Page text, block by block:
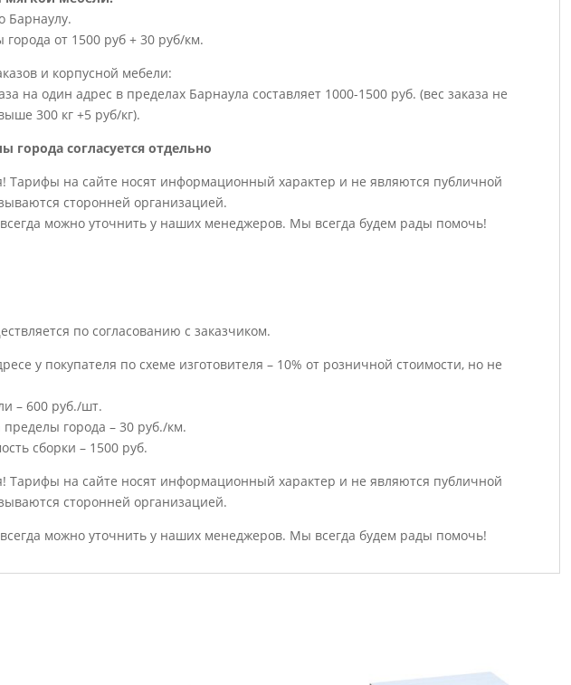
Барнаулу.
города от 1500 руб + 30 руб/км.
и корпусной мебели:
на один адрес в пределах Барнаула составляет 1000-1500 руб. (вес заказа не
300 кг +5 руб/кг).
города согласуется отдельно
Тарифы на сайте носят информационный характер и не являются публичной
сторонней организацией.
можно уточнить у наших менеджеров. Мы всегда будем рады помочь!
по согласованию с заказчиком.
у покупателя по схеме изготовителя – 10% от розничной стоимости, но не
– 600 руб./шт.
города – 30 руб./км.
сборки – 1500 руб.
Тарифы на сайте носят информационный характер и не являются публичной
сторонней организацией.
можно уточнить у наших менеджеров. Мы всегда будем рады помочь!